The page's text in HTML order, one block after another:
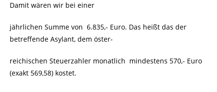
Damit wären wir bei einer
jährlichen Summe von 6.835,- Euro. Das heißt das der
betreffende Asylant, dem öster-
reichischen Steuerzahler monatlich mindestens 570,- Euro
(exakt 569,58) kostet.